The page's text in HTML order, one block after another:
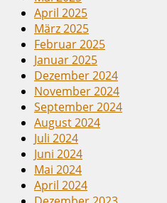
April 2025
März 2025
Februar 2025
Januar 2025
Dezember 2024
November 2024
September 2024
August 2024
Juli 2024
Juni 2024
Mai 2024
April 2024